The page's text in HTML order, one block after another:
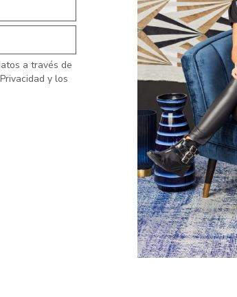
a través de
y los